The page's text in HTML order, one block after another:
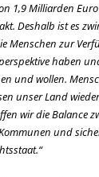
1,9 Milliarden
Deshalb ist es
Menschen zur
haben
und wollen.
unser Land
wir die Balance
und